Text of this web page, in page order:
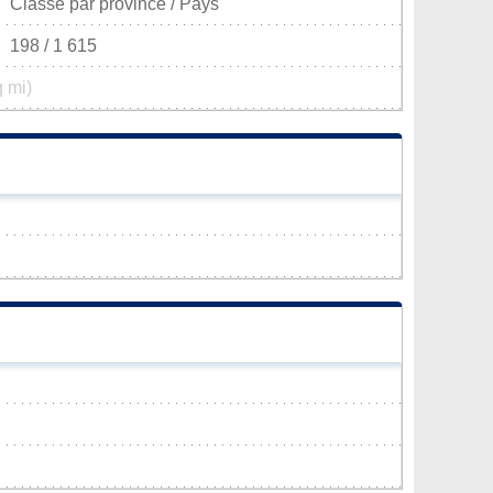
Classé par province / Pays
198 / 1 615
mi)